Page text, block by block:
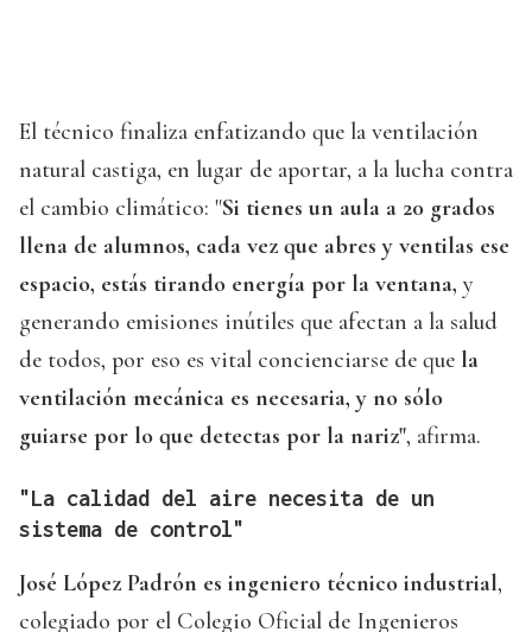
El técnico finaliza enfatizando que la ventilación
natural castiga, en lugar de aportar, a la lucha contra
el cambio climático: "Si tienes un aula a 20 grados
llena de alumnos, cada vez que abres y ventilas ese
espacio, estás tirando energía por la ventana, y
generando emisiones inútiles que afectan a la salud
de todos, por eso es vital concienciarse de que la
ventilación mecánica es necesaria, y no sólo
guiarse por lo que detectas por la nariz", afirma.
"La calidad del aire necesita de un
sistema de control"
José López Padrón es ingeniero técnico industrial,
colegiado por el Colegio Oficial de Ingenieros